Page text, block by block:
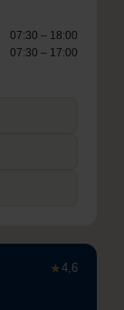
07:30 – 18:00
07:30 – 17:00
★4,6